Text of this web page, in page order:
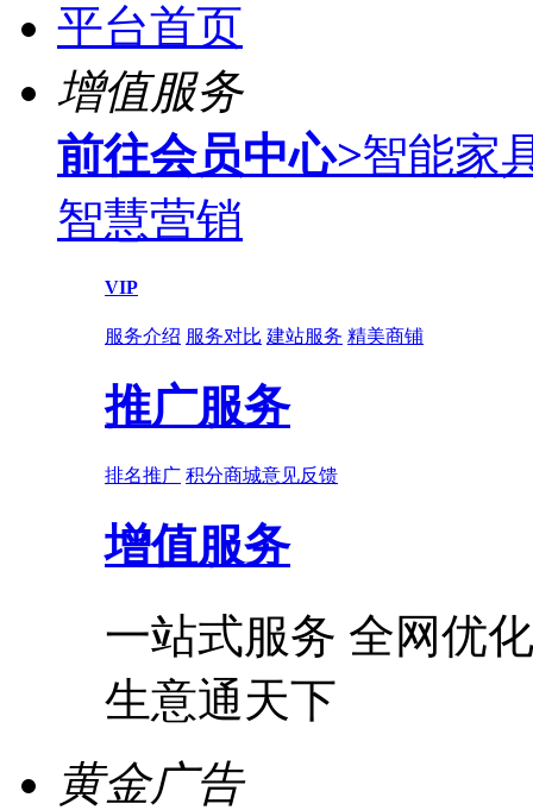
平台首页
增值服务
前往会员中心>智能家
智慧营销
VIP
服务介绍 服务对比 建站服务 精美商铺
推广服务
排名推广 积分商城意见反馈
增值服务
一站式服务 全网优
生意通天下
黄金广告